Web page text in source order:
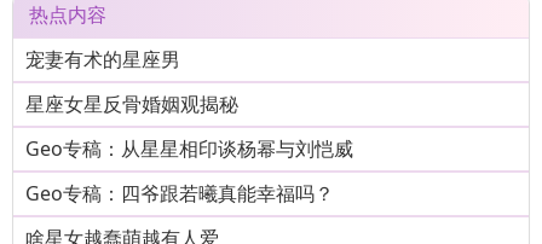
热点内容
宠妻有术的星座男
星座女星反骨婚姻观揭秘
Geo专稿：从星星相印谈杨幂与刘恺威
Geo专稿：四爷跟若曦真能幸福吗？
啥星女越蠢萌越有人爱